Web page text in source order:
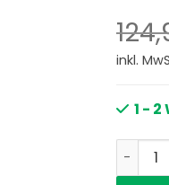
inkl.
1 -